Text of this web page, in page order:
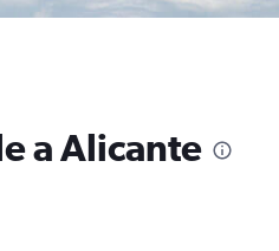
a Alicante